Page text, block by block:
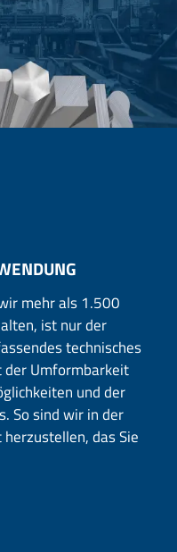
mehr als 1.500
ist nur der
technisches
der Umformbarkeit
und der
So sind wir in der
das Sie